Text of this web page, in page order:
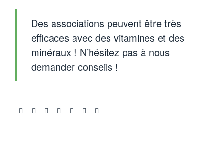
Des associations peuvent être très
efficaces avec des vitamines et des
minéraux ! N’hésitez pas à nous
demander conseils !
Share: